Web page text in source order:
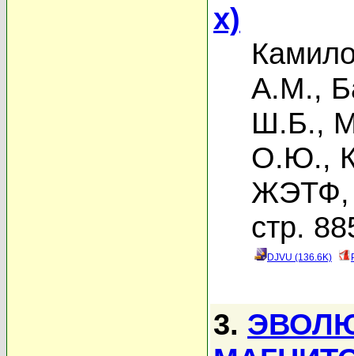
x)
А.М.,
Ш.Б.,
О.Ю.,
ЖЭТФ,
стр.
DJVU (136.6K)
3.